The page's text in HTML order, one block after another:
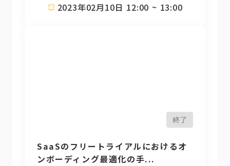
2023年02月10日 12:00 ~ 13:00
終了
SaaSのフリートライアルにおけるオ
ンボーディング最適化の手...